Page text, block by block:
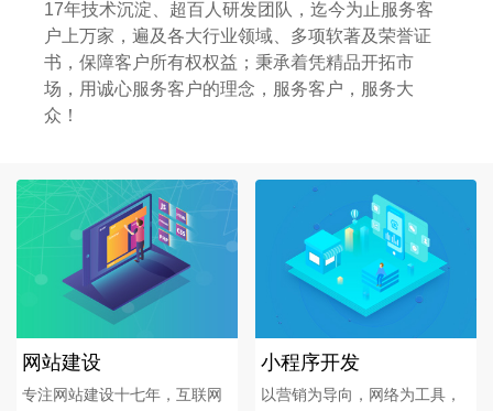
17年技术沉淀、超百人研发团队，迄今为止服务客
户上万家，遍及各大行业领域、多项软著及荣誉证
书，保障客户所有权权益；秉承着凭精品开拓市
场，用诚心服务客户的理念，服务客户，服务大
众！
网站建设
专注网站建设十七年，互联网
小程序开发
以营销为导向，网络为工具，